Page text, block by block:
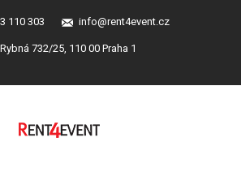
110 303 info@rent4event.cz
Rybná 732/25, 110 00 Praha 1